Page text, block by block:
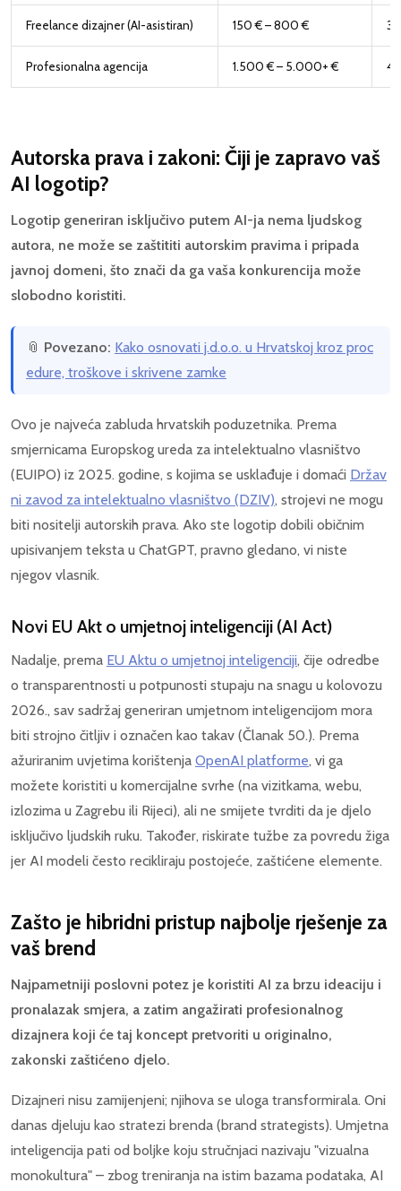
Freelance dizajner (AI-asistiran) 150 € – 800 € 3
Profesionalna agencija 1.500 € – 5.000+ € 4
Autorska prava i zakoni: Čiji je zapravo vaš
AI logotip?
Logotip generiran isključivo putem AI-ja nema ljudskog
autora, ne može se zaštititi autorskim pravima i pripada
javnoj domeni, što znači da ga vaša konkurencija može
slobodno koristiti.
📎 Povezano: Kako osnovati j.d.o.o. u Hrvatskoj kroz proc
edure, troškove i skrivene zamke
Ovo je najveća zabluda hrvatskih poduzetnika. Prema
smjernicama Europskog ureda za intelektualno vlasništvo
(EUIPO) iz 2025. godine, s kojima se usklađuje i domaći Držav
ni zavod za intelektualno vlasništvo (DZIV), strojevi ne mogu
biti nositelji autorskih prava. Ako ste logotip dobili običnim
upisivanjem teksta u ChatGPT, pravno gledano, vi niste
njegov vlasnik.
Novi EU Akt o umjetnoj inteligenciji (AI Act)
Nadalje, prema EU Aktu o umjetnoj inteligenciji, čije odredbe
o transparentnosti u potpunosti stupaju na snagu u kolovozu
2026., sav sadržaj generiran umjetnom inteligencijom mora
biti strojno čitljiv i označen kao takav (Članak 50.). Prema
ažuriranim uvjetima korištenja OpenAI platforme, vi ga
možete koristiti u komercijalne svrhe (na vizitkama, webu,
izlozima u Zagrebu ili Rijeci), ali ne smijete tvrditi da je djelo
isključivo ljudskih ruku. Također, riskirate tužbe za povredu žiga
jer AI modeli često recikliraju postojeće, zaštićene elemente.
Zašto je hibridni pristup najbolje rješenje za
vaš brend
Najpametniji poslovni potez je koristiti AI za brzu ideaciju i
pronalazak smjera, a zatim angažirati profesionalnog
dizajnera koji će taj koncept pretvoriti u originalno,
zakonski zaštićeno djelo.
Dizajneri nisu zamijenjeni; njihova se uloga transformirala. Oni
danas djeluju kao stratezi brenda (brand strategists). Umjetna
inteligencija pati od boljke koju stručnjaci nazivaju "vizualna
monokultura" – zbog treniranja na istim bazama podataka, AI